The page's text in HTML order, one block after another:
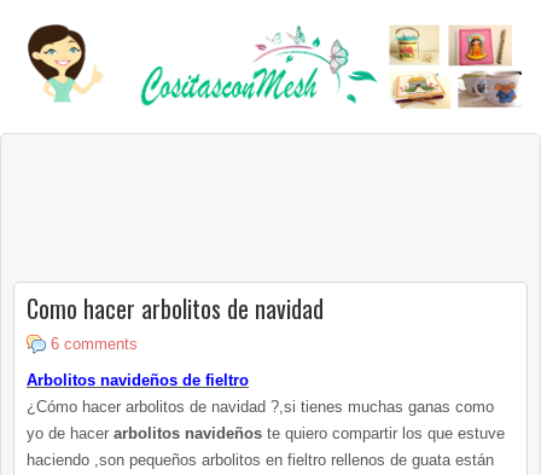
Como hacer arbolitos de navidad
6 comments
Arbolitos navideños de fieltro
¿Cómo hacer arbolitos de navidad ?,si tienes muchas ganas como
yo de hacer arbolitos navideños te quiero compartir los que estuve
haciendo ,son pequeños arbolitos en fieltro rellenos de guata están